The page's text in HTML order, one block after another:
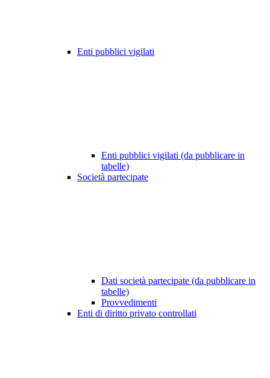
Enti pubblici vigilati
Enti pubblici vigilati (da pubblicare in
tabelle)
Società partecipate
Dati società partecipate (da pubblicare in
tabelle)
Provvedimenti
Enti di diritto privato controllati